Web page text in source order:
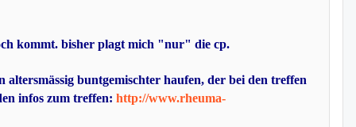
kommt. bisher plagt mich "nur" die cp.
buntgemischter haufen, der bei den treffen
infos zum treffen: http://www.rheuma-